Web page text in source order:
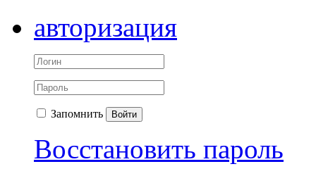
авторизация
Запомнить Войти
Восстановить пароль